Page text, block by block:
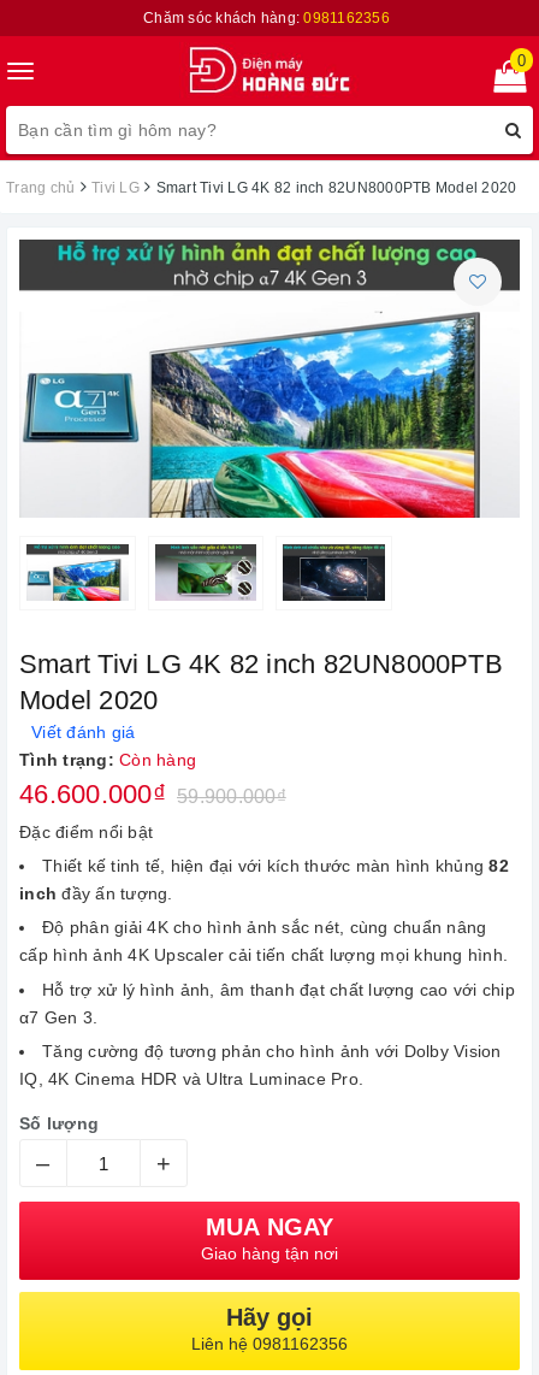
Chăm sóc khách hàng:0981162356
Toggle
navigation
0
Trang chủ Tivi LG Smart Tivi LG 4K 82 inch 82UN8000PTB Model 2020
Smart Tivi LG 4K 82 inch 82UN8000PTB
Model 2020
Viết đánh giá
Tình trạng: Còn hàng
46.600.000₫ 59.900.000₫
Đặc điểm nổi bật
Thiết kế tinh tế, hiện đại với kích thước màn hình khủng82
inch đầy ấn tượng.
Độ phân giải4K cho hình ảnh sắc nét, cùng chuẩn nâng
cấp hình ảnh4K Upscaler cải tiến chất lượng mọi khung hình.
Hỗ trợ xử lý hình ảnh, âm thanh đạt chất lượng cao với chip
α7 Gen 3.
Tăng cường độ tương phản cho hình ảnh với Dolby Vision
IQ, 4K Cinema HDR và Ultra Luminace Pro.
Số lượng
– +
MUA NGAY
Giao hàng tận nơi
Hãy gọi
Liên hệ 0981162356